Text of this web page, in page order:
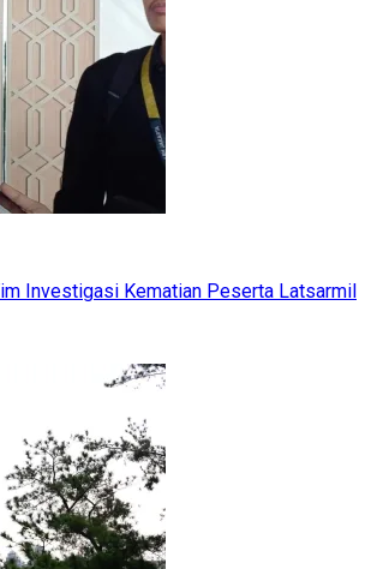
Investigasi Kematian Peserta Latsarmil